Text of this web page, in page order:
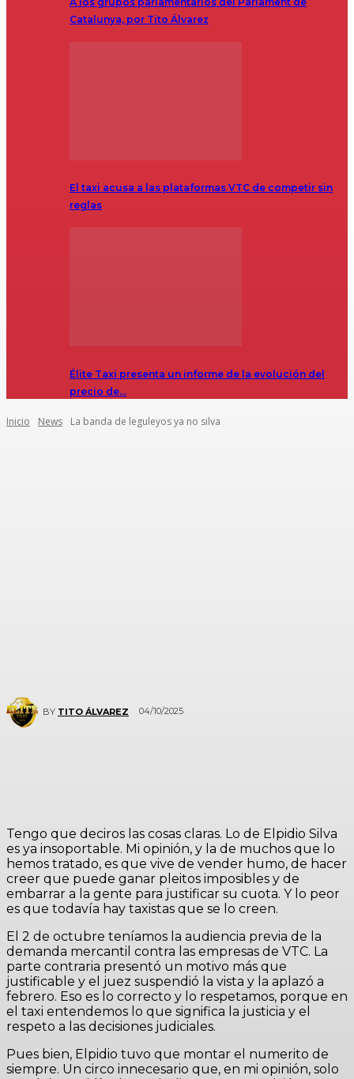
Catalunya, por Tito Álvarez
El taxi acusa a las plataformas VTC de competir sin
reglas
Élite Taxi presenta un informe de la evolución del
precio de…
Inicio News La banda de leguleyos ya no silva
BY TITO ÁLVAREZ 04/10/2025
Tengo que deciros las cosas claras. Lo de Elpidio Silva
es ya insoportable. Mi opinión, y la de muchos que lo
hemos tratado, es que vive de vender humo, de hacer
creer que puede ganar pleitos imposibles y de
embarrar a la gente para justificar su cuota. Y lo peor
es que todavía hay taxistas que se lo creen.
El 2 de octubre teníamos la audiencia previa de la
demanda mercantil contra las empresas de VTC. La
parte contraria presentó un motivo más que
justificable y el juez suspendió la vista y la aplazó a
febrero. Eso es lo correcto y lo respetamos, porque en
el taxi entendemos lo que significa la justicia y el
respeto a las decisiones judiciales.
Pues bien, Elpidio tuvo que montar el numerito de
siempre. Un circo innecesario que, en mi opinión, solo